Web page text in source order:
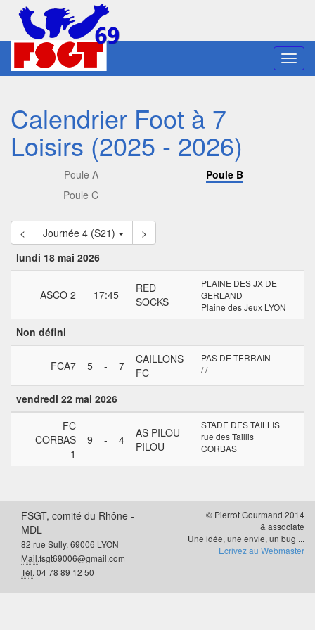
Calendrier Foot à 7
Loisirs (2025 - 2026)
Poule A
Poule B
Poule C
< Journée 4 (S21)
>
lundi 18 mai 2026
ASCO 2 17:45
RED
SOCKS
PLAINE DES JX DE
GERLAND
Plaine des Jeux LYON
Non défini
FCA7 5 - 7
CAILLONS
FC
PAS DE TERRAIN
/ /
vendredi 22 mai 2026
FC
CORBAS
1
9 - 4
AS PILOU
PILOU
STADE DES TAILLIS
rue des Taillis
CORBAS
FSGT, comité du Rhône -
MDL
82 rue Sully, 69006 LYON
Mail.fsgt69006@gmail.com
Tél. 04 78 89 12 50
© Pierrot Gourmand 2014
& associate
Une idée, une envie, un bug ...
Ecrivez au Webmaster